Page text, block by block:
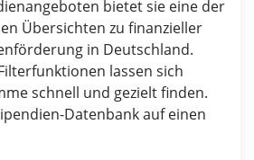
bietet sie eine der
Übersichten zu finanzieller
in Deutschland.
lassen sich
schnell und gezielt finden.
Datenbank auf einen